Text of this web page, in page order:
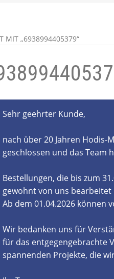
Lieferzeit & Verfügbarkeit
und Elektronikgeräte
MIT „6938994405379“
Sehr geehrter Kunde,
nach über 20 Jahren Hodis-
geschlossen und das Team
Bestellungen, die bis zum
gewohnt von uns
Ab dem 01.04.2026 können
Wir bedanken uns für
für das entgegengebrachte
spannenden Projekte, die